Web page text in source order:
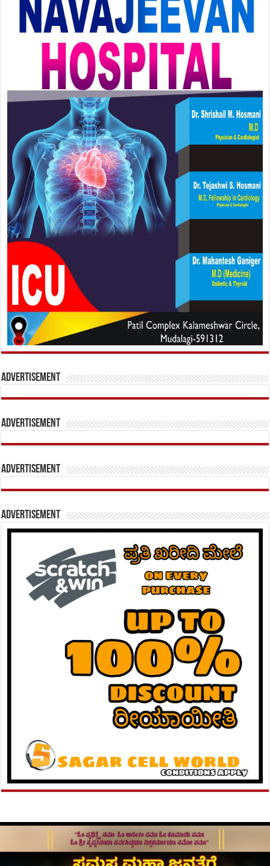
Advertisement
Advertisement
Advertisement
Advertisement